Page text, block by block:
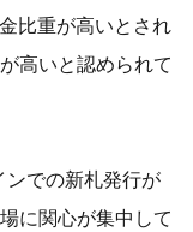
比重が高いとされ
高いと認められて
ンでの新札発行が
に関心が集中して